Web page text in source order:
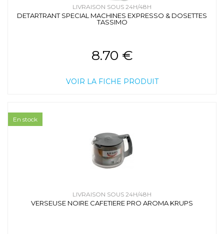
LIVRAISON SOUS 24H/48H
DETARTRANT SPECIAL MACHINES EXPRESSO & DOSETTES
TASSIMO
8.70 €
VOIR LA FICHE PRODUIT
LIVRAISON SOUS 24H/48H
VERSEUSE NOIRE CAFETIERE PRO AROMA KRUPS
En stock